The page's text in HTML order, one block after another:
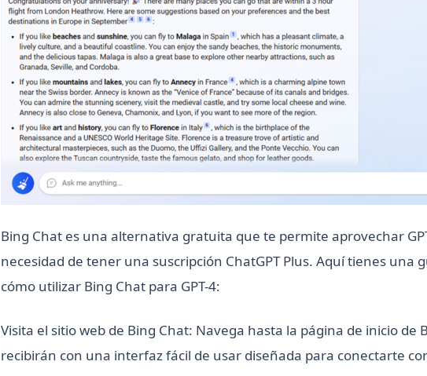
Bing Chat es una alternativa gratuita que te permite aprovechar
necesidad de tener una suscripción ChatGPT Plus. Aquí tienes una
cómo utilizar Bing Chat para GPT-4:
Visita el sitio web de Bing Chat: Navega hasta la página de inicio de
recibirán con una interfaz fácil de usar diseñada para conectarte